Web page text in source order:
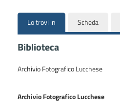
Lo trovi in Scheda
Biblioteca
Archivio Fotografico Lucchese
Archivio Fotografico Lucchese